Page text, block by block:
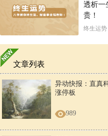
透析一
贵！
终生运势
文章列表
异动快报：直真
涨停板
989